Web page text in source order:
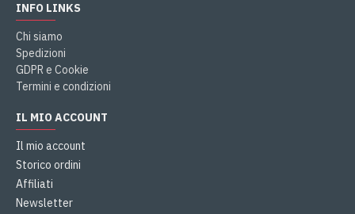
INFO LINKS
Chi siamo
Spedizioni
GDPR e Cookie
Termini e condizioni
IL MIO ACCOUNT
Il mio account
Storico ordini
Affiliati
Newsletter